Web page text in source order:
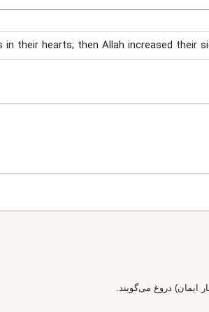
in their hearts; then Allah increased
ايمان) دروغ مى‌گويند.